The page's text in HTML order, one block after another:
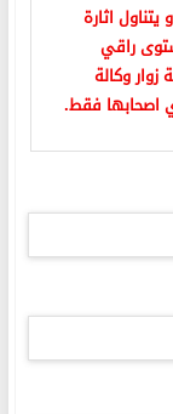
اثارة
راقي
وكالة
اصحابها فقط.